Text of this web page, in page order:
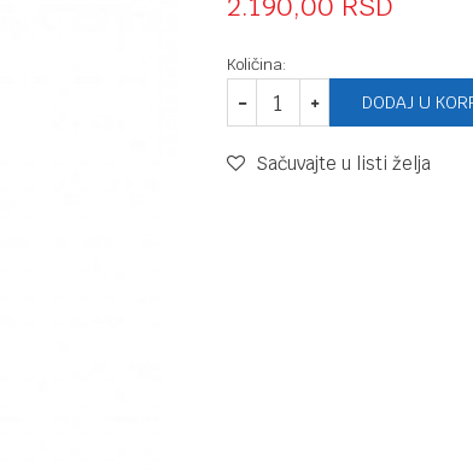
Količina:
DODAJ U
Sačuvajte u listi želja